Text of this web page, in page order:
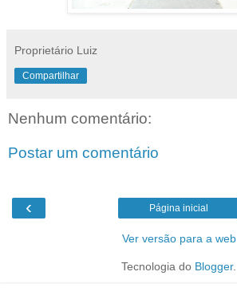
Proprietário Luiz
Compartilhar
Nenhum comentário:
Postar um comentário
‹ Página inicial
Ver versão para a web
Tecnologia do Blogger.